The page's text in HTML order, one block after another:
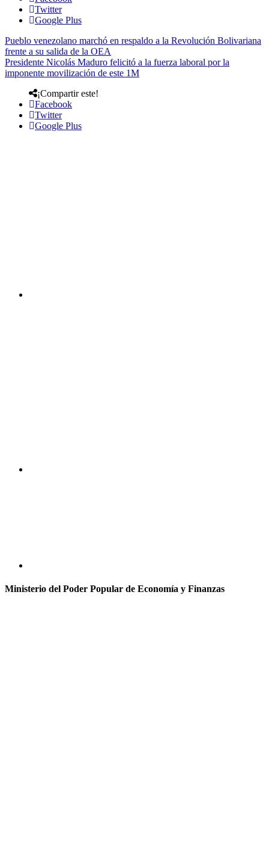
Twitter
Google Plus
Pueblo venezolano marchó en respaldo a la Revolución Bolivariana
frente a su salida de la OEA
Presidente Nicolás Maduro felicitó a la fuerza laboral por la
imponente movilización de este 1M
¡Compartir este!
Facebook
Twitter
Google Plus
Ministerio del Poder Popular de Economía y Finanzas